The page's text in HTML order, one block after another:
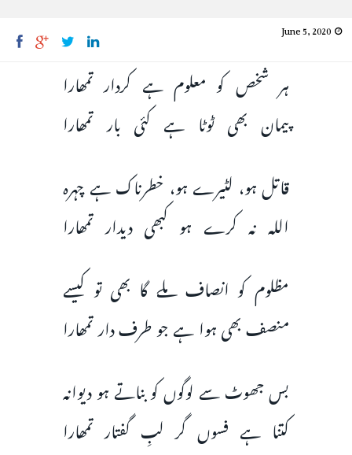
June 5, 2020
ہر شخص کو معلوم ہے کردار تمھارا
پیمان بھی ٹوٹا ہے کئی بار تمھارا
قاتل ہو، لٹیرے ہو، خطرناک ہے چہرہ
اللہ نہ کرے ہو کبھی دیدار تمھارا
مظلوم کو انصاف ملے گا بھی تو کیسے
منصف بھی ہوا ہے جو طرف دار تمھارا
بس جھوٹ سے لوگوں کو بناتے ہو دیوانہ
کتنا ہے فسوں گر لبِ گفتار تمھارا